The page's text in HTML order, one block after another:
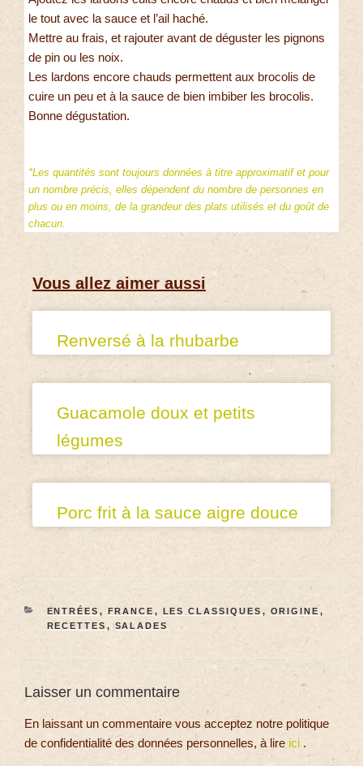
le tout avec la sauce et l’ail haché.
Mettre au frais, et rajouter avant de déguster les pignons
de pin ou les noix.
Les lardons encore chauds permettent aux brocolis de
cuire un peu et à la sauce de bien imbiber les brocolis.
Bonne dégustation.
*Les quantités sont toujours données à titre approximatif et pour
un nombre précis, elles dépendent du nombre de personnes en
plus ou en moins, de la grandeur des plats utilisés et du goût de
chacun.
Vous allez aimer aussi
Renversé à la rhubarbe
Guacamole doux et petits
légumes
Porc frit à la sauce aigre douce
ENTRÉES , FRANCE , LES CLASSIQUES , ORIGINE ,
RECETTES , SALADES
Laisser un commentaire
En laissant un commentaire vous acceptez notre politique
de confidentialité des données personnelles, à lire ici .